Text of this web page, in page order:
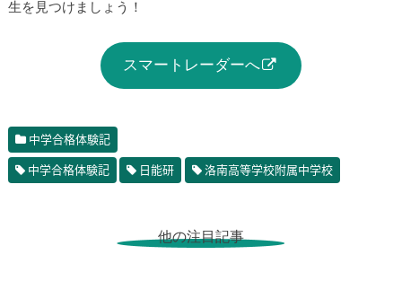
生を見つけましょう！
スマートレーダーへ
中学合格体験記
中学合格体験記 日能研 洛南高等学校附属中学校
他の注目記事